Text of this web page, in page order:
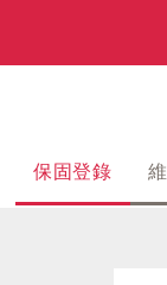
保固登錄